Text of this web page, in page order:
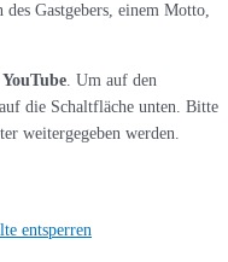
des Gastgebers, einem Motto,
YouTube . Um auf den
die Schaltfläche unten. Bitte
weitergegeben werden.
entsperren